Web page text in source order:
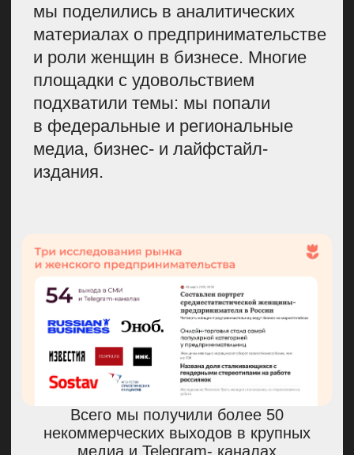
зачастую удобнее смотреть видео
в записи в свободное время.
Поэтому в подобных проектах
можно смело готовить контент
заранее.
Запустили конкурс
бизнес-проектов
и организовали эфир
проектов. Мы определили для себя
3 главных номинации: в них подали
47 заявок, из которых мы отобрали
25 полуфиналисток. Они защищали
свои работы перед жюри,
а те давали им обратную связь.